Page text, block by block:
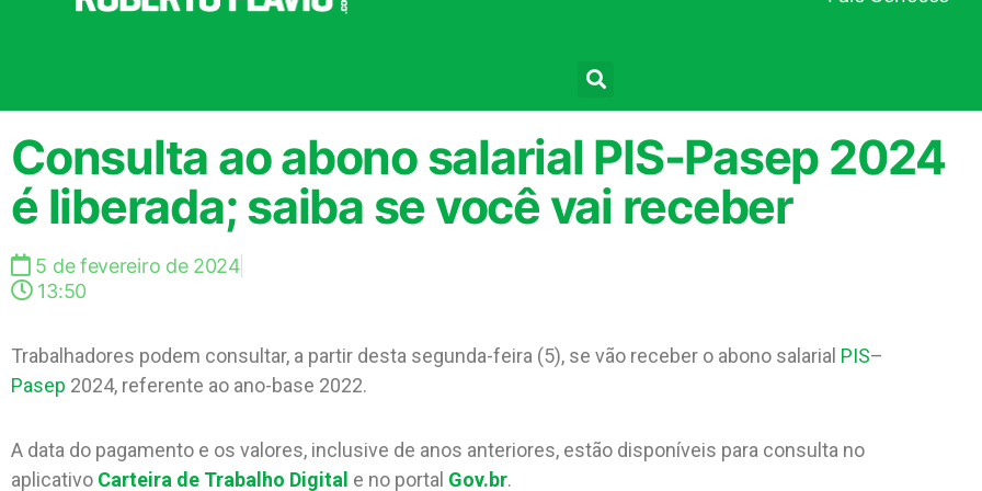
Consulta ao abono salarial PIS-Pasep 2024
é liberada; saiba se você vai receber
5 de fevereiro de 2024
13:50
Trabalhadores podem consultar, a partir desta segunda-feira (5), se vão receber o abono salarial PIS–
Pasep 2024, referente ao ano-base 2022.
A data do pagamento e os valores, inclusive de anos anteriores, estão disponíveis para consulta no
aplicativo Carteira de Trabalho Digital e no portal Gov.br.